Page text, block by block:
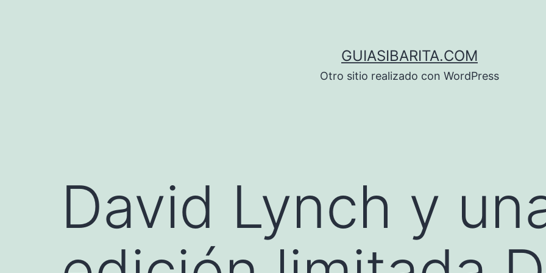
GUIASIBARITA.COM
Otro sitio realizado con WordPress
David Lynch y